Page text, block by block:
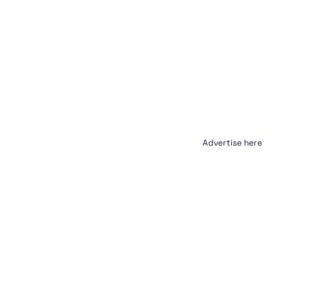
Advertise here